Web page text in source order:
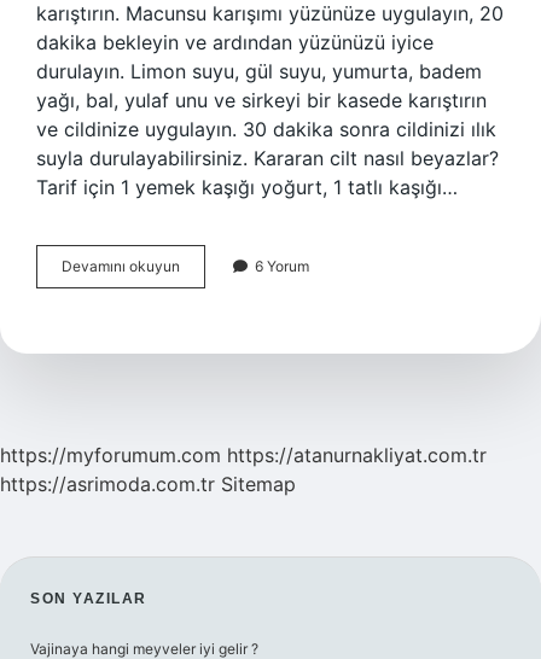
karıştırın. Macunsu karışımı yüzünüze uygulayın, 20
dakika bekleyin ve ardından yüzünüzü iyice
durulayın. Limon suyu, gül suyu, yumurta, badem
yağı, bal, yulaf unu ve sirkeyi bir kasede karıştırın
ve cildinize uygulayın. 30 dakika sonra cildinizi ılık
suyla durulayabilirsiniz. Kararan cilt nasıl beyazlar?
Tarif için 1 yemek kaşığı yoğurt, 1 tatlı kaşığı…
Devamını okuyun
Ne
6 Yorum
https://myforumum.com https://atanurnakliyat.com.tr
https://asrimoda.com.tr Sitemap
SIDEBAR
SON YAZILAR
Vajinaya hangi meyveler iyi gelir ?